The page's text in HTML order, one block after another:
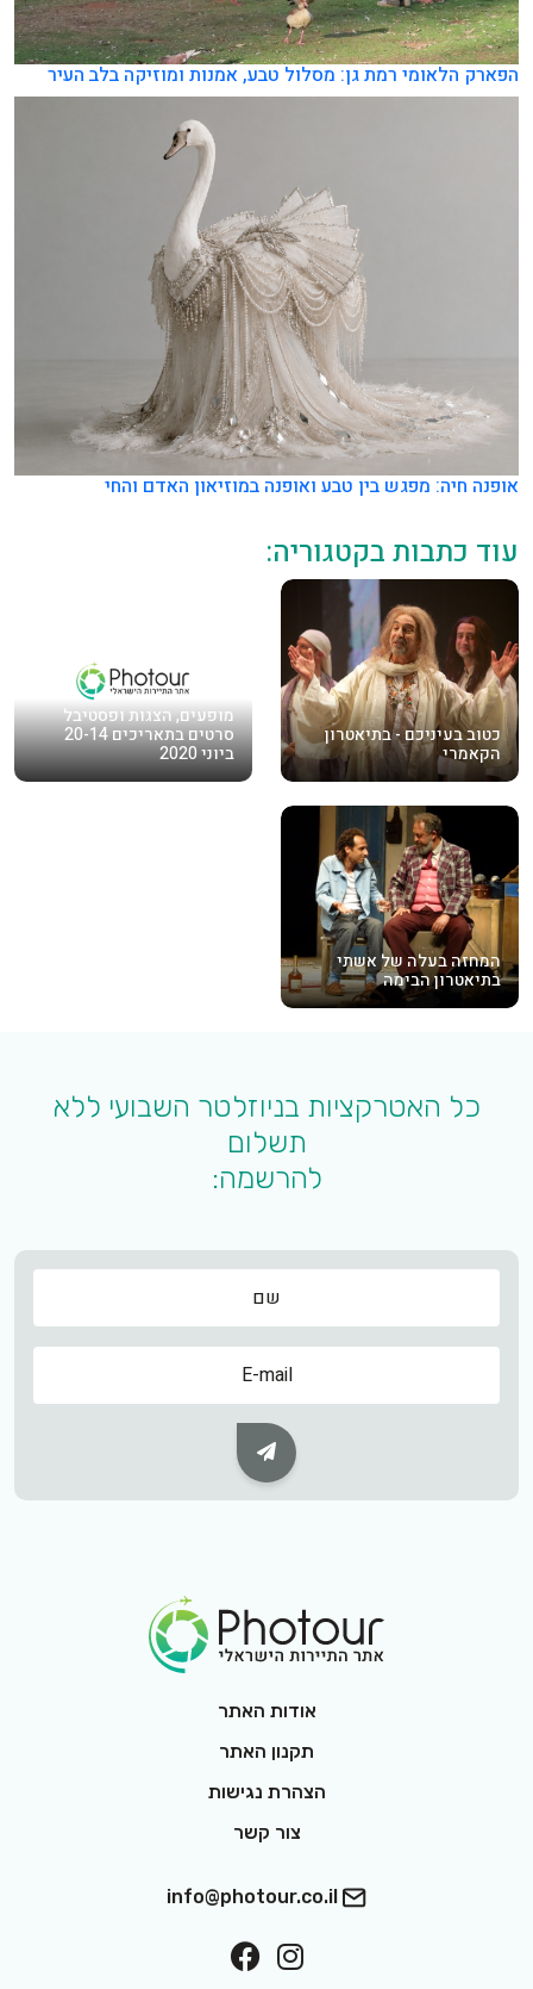
הפארק הלאומי רמת גן: מסלול טבע, אמנות ומוזיקה בלב העיר
אופנה חיה: מפגש בין טבע ואופנה במוזיאון האדם והחי
עוד כתבות בקטגוריה:
כטוב בעיניכם - בתיאטרון
הקאמרי
מופעים, הצגות ופסטיבל
סרטים בתאריכים 20-14
ביוני 2020
המחזה בעלה של אשתי
בתיאטרון הבימה
כל האטרקציות בניוזלטר השבועי ללא
תשלום
להרשמה:
שם
שם
Subscribe Button
אודות האתר
תקנון האתר
הצהרת נגישות
צור קשר
info@photour.co.il
Follow On Interest
On Facebook